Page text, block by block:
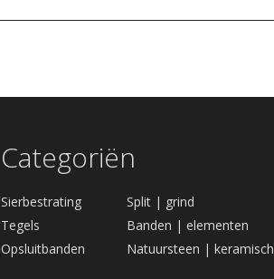
Categoriën
Sierbestrating
Tegels
Opsluitbanden
Split | grind
Banden | elementen
Natuursteen | keramisch